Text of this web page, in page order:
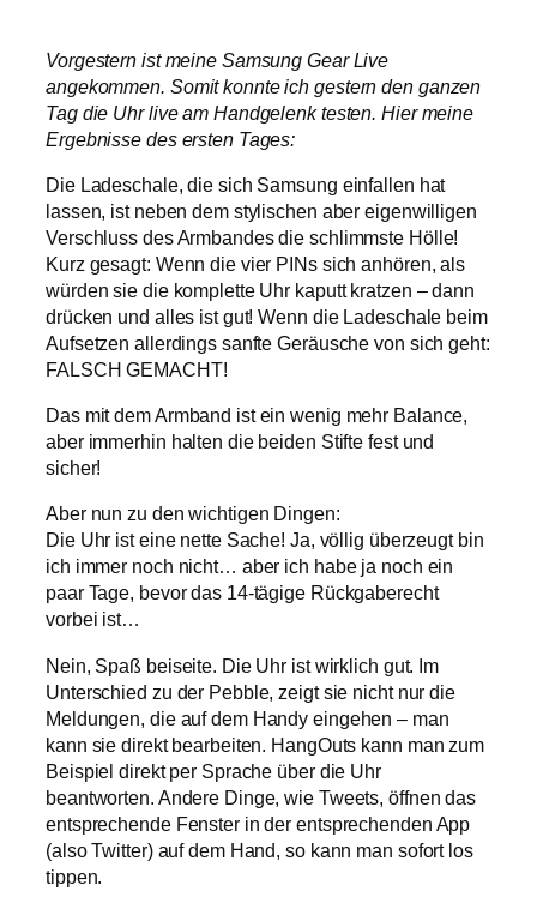
Vorgestern ist meine Samsung Gear Live
angekommen. Somit konnte ich gestern den ganzen
Tag die Uhr live am Handgelenk testen. Hier meine
Ergebnisse des ersten Tages:
Die Ladeschale, die sich Samsung einfallen hat
lassen, ist neben dem stylischen aber eigenwilligen
Verschluss des Armbandes die schlimmste Hölle!
Kurz gesagt: Wenn die vier PINs sich anhören, als
würden sie die komplette Uhr kaputt kratzen – dann
drücken und alles ist gut! Wenn die Ladeschale beim
Aufsetzen allerdings sanfte Geräusche von sich geht:
FALSCH GEMACHT!
Das mit dem Armband ist ein wenig mehr Balance,
aber immerhin halten die beiden Stifte fest und
sicher!
Aber nun zu den wichtigen Dingen:
Die Uhr ist eine nette Sache! Ja, völlig überzeugt bin
ich immer noch nicht… aber ich habe ja noch ein
paar Tage, bevor das 14-tägige Rückgaberecht
vorbei ist…
Nein, Spaß beiseite. Die Uhr ist wirklich gut. Im
Unterschied zu der Pebble, zeigt sie nicht nur die
Meldungen, die auf dem Handy eingehen – man
kann sie direkt bearbeiten. HangOuts kann man zum
Beispiel direkt per Sprache über die Uhr
beantworten. Andere Dinge, wie Tweets, öffnen das
entsprechende Fenster in der entsprechenden App
(also Twitter) auf dem Hand, so kann man sofort los
tippen.